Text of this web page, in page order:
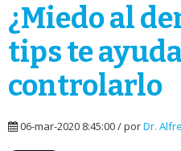
¿Miedo al
tips te
controlarlo
06-mar-2020 8:45:00 / porDr.